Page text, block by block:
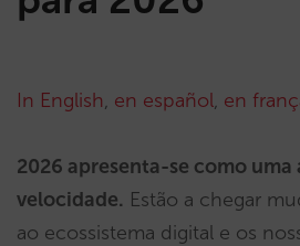
In English, en español, en
2026 apresenta-se como
velocidade. Estão a chegar
ao ecossistema digital e os